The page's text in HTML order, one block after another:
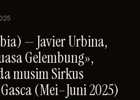
— Javier Urbina,
Gelembung»,
musim Sirkus
(Mei–Juni 2025)